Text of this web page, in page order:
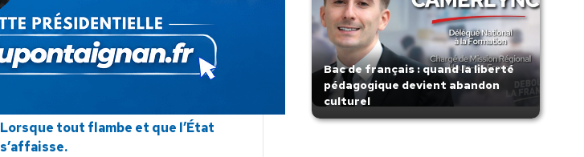
Lorsque tout flambe et que l’État
s’affaisse.
Bac de français : quand la liberté
pédagogique devient abandon
culturel